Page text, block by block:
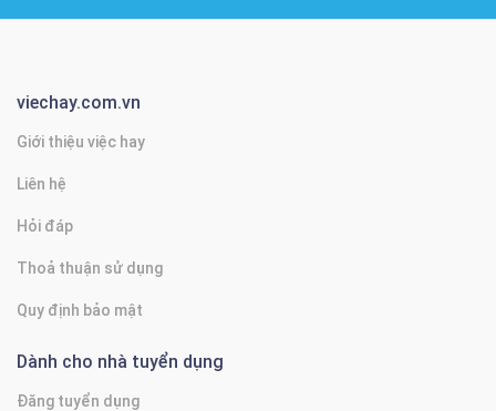
viechay.com.vn
Giới thiệu việc hay
Liên hệ
Hỏi đáp
Thoả thuận sử dụng
Quy định bảo mật
Dành cho nhà tuyển dụng
Đăng tuyển dụng